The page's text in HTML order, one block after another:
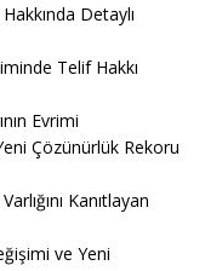
Detaylı
Telif Hakkı
Evrimi
Çözünürlük Rekoru
Kanıtlayan
ve Yeni